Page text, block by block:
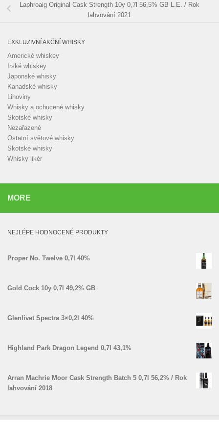
Laphroaig Original Cask Strength 10y 0,7l 56,5% GB L.E. / Rok
lahvování 2021
EXKLUZIVNÍ AKČNÍ WHISKY
Americké whiskey
Irské whiskey
Japonské whisky
Kanadské whisky
Lihoviny
Whisky a ochucené whisky
Skotské whisky
Nezařazené
Ostatní světové whisky
Skotské whisky
Whisky likér
MORE
NEJLÉPE HODNOCENÉ PRODUKTY
Proper No. Twelve 0,7l 40%
Gold Cock 10y 0,7l 49,2% GB
Glenlivet Spectra 3×0,2l 40%
Highland Park Dragon Legend 0,7l 43,1%
Arran Machrie Moor Cask Strength Batch 5 0,7l 56,2% / Rok
lahvování 2018